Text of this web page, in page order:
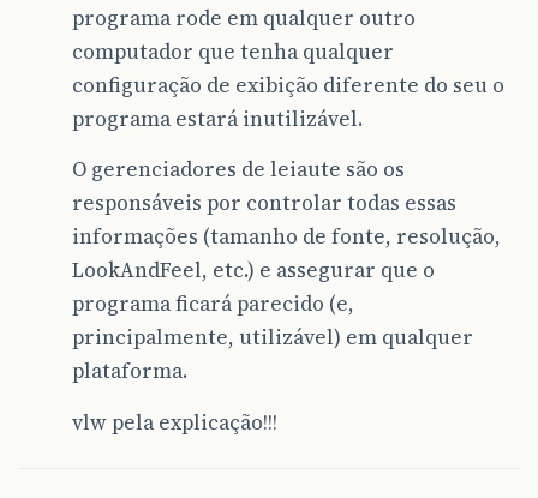
programa rode em qualquer outro
computador que tenha qualquer
configuração de exibição diferente do seu o
programa estará inutilizável.
O gerenciadores de leiaute são os
responsáveis por controlar todas essas
informações (tamanho de fonte, resolução,
LookAndFeel, etc.) e assegurar que o
programa ficará parecido (e,
principalmente, utilizável) em qualquer
plataforma.
vlw pela explicação!!!